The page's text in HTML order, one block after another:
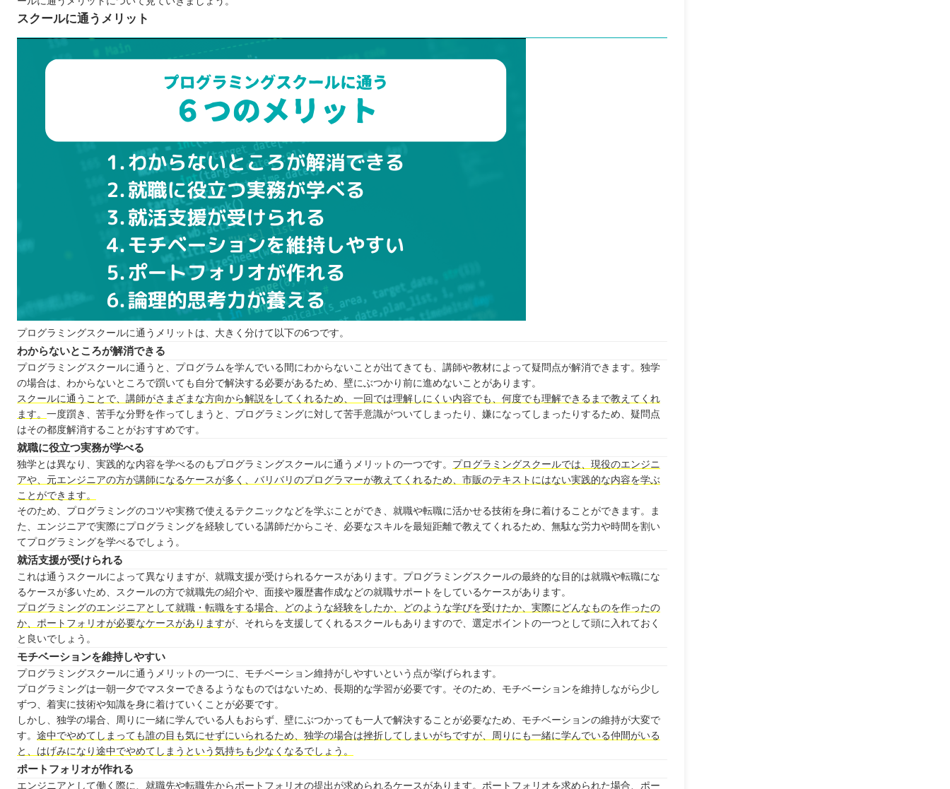
DMM WEBCAMP
TECH CAMP
SAMURAI ENGINEER
Winスクール
プログラミングスクールで利用できる教育訓練給付金とは？
教育訓練給付金とは？
教育訓練給付金の対象者
教育訓練給付金利用の流れ
まとめ：広島でのプログラミングはスクールで学ぼう！
自分の住んでるエリアでプログラミングスクールを探したい⭐️
北海道 / 東北
中部
近畿
中国
四国
九州 / 沖縄
スクールに通うメリット
プログラミングスクールに通うメリットは、大きく分けて以下の6つです。
わからないところが解消できる
プログラミングスクールに通うと、プログラムを学んでいる間にわからないことが出てきても、講師や教材によって疑問点が解消できます。独学
の場合は、わからないところで躓いても自分で解決する必要があるため、壁にぶつかり前に進めないことがあります。
スクールに通うことで、講師がさまざまな方向から解説をしてくれるため、一回では理解しにくい内容でも、何度でも理解できるまで教えてくれ
ます。 一度躓き、苦手な分野を作ってしまうと、プログラミングに対して苦手意識がついてしまったり、嫌になってしまったりするため、疑問点
はその都度解消することがおすすめです。
就職に役立つ実務が学べる
独学とは異なり、実践的な内容を学べるのもプログラミングスクールに通うメリットの一つです。 プログラミングスクールでは、現役のエンジニ
アや、元エンジニアの方が講師になるケースが多く、バリバリのプログラマーが教えてくれるため、市販のテキストにはない実践的な内容を学ぶ
ことができます。
そのため、プログラミングのコツや実務で使えるテクニックなどを学ぶことができ、就職や転職に活かせる技術を身に着けることができます。ま
た、エンジニアで実際にプログラミングを経験している講師だからこそ、必要なスキルを最短距離で教えてくれるため、無駄な労力や時間を割い
てプログラミングを学べるでしょう。
就活支援が受けられる
これは通うスクールによって異なりますが、就職支援が受けられるケースがあります。プログラミングスクールの最終的な目的は就職や転職にな
るケースが多いため、スクールの方で就職先の紹介や、面接や履歴書作成などの就職サポートをしているケースがあります。
プログラミングのエンジニアとして就職・転職をする場合、どのような経験をしたか、どのような学びを受けたか、実際にどんなものを作ったの
か、ポートフォリオが必要なケースがありますが、それらを支援してくれるスクールもありますので、選定ポイントの一つとして頭に入れておく
と良いでしょう。
モチベーションを維持しやすい
プログラミングスクールに通うメリットの一つに、モチベーション維持がしやすいという点が挙げられます。
プログラミングは一朝一夕でマスターできるようなものではないため、長期的な学習が必要です。そのため、モチベーションを維持しながら少し
ずつ、着実に技術や知識を身に着けていくことが必要です。
しかし、独学の場合、周りに一緒に学んでいる人もおらず、壁にぶつかっても一人で解決することが必要なため、モチベーションの維持が大変で
す。 途中でやめてしまっても誰の目も気にせずにいられるため、独学の場合は挫折してしまいがちですが、周りにも一緒に学んでいる仲間がいる
と、はげみになり途中でやめてしまうという気持ちも少なくなるでしょう。
ポートフォリオが作れる
エンジニアとして働く際に、就職先や転職先からポートフォリオの提出が求められるケースがあります。ポートフォリオを求められた場合、ポー